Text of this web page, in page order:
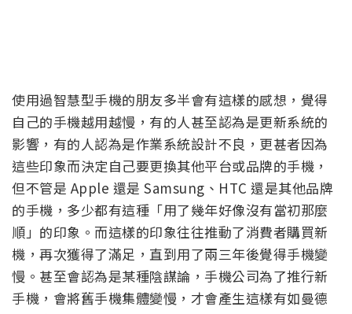
使用過智慧型手機的朋友多半會有這樣的感想，覺得
自己的手機越用越慢，有的人甚至認為是更新系統的
影響，有的人認為是作業系統設計不良，更甚者因為
這些印象而決定自己要更換其他平台或品牌的手機，
但不管是 Apple 還是 Samsung、HTC 還是其他品牌
的手機，多少都有這種「用了幾年好像沒有當初那麼
順」的印象。而這樣的印象往往推動了消費者購買新
機，再次獲得了滿足，直到用了兩三年後覺得手機變
慢。甚至會認為是某種陰謀論，手機公司為了推行新
手機，會將舊手機集體變慢，才會產生這樣有如曼德